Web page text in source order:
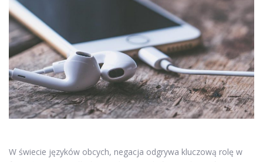
W świecie języków obcych, negacja odgrywa kluczową rolę w